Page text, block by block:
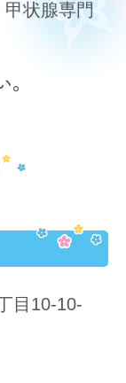
甲状腺専門
目10-10-